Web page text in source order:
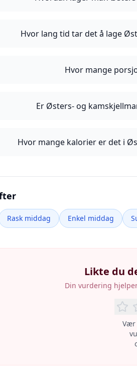
Hvor lang tid tar det å lage
Hvor mange
Er Østers- og
Hvor mange kalorier er det i
Rask middag Enkel middag
Likte du
Din vurdering
Vær